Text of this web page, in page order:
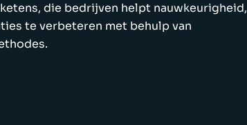
die bedrijven helpt nauwkeurigheid,
te verbeteren met behulp van